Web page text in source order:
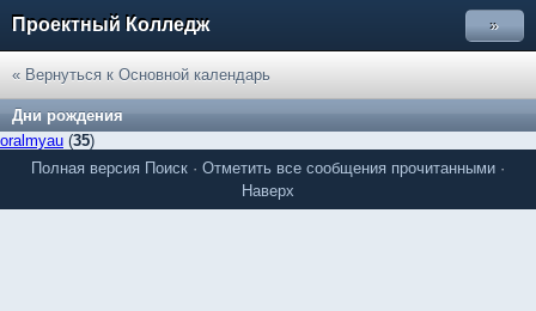
Проектный Колледж »
« Вернуться к Основной календарь
Дни рождения
oralmyau (35)
Полная версия Поиск · Отметить все сообщения прочитанными ·
Наверх